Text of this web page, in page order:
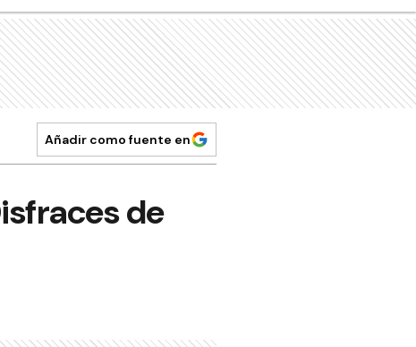
Añadir como fuente en
de